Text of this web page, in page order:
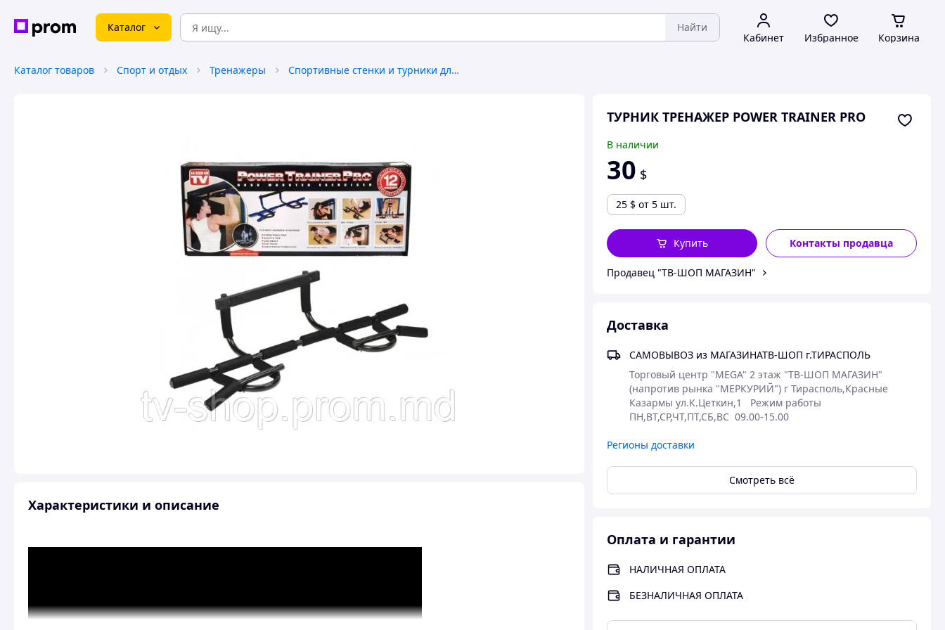
Каталог Найти
Кабинет Избранное Корзина
Каталог товаров Спорт и отдых Тренажеры Спортивные стенки и турники для дома
ТУРНИК ТРЕНАЖЕР POWER TRAINER PRO
В наличии
30 $
25 $ от 5 шт.
Контакты продавца
Купить
Продавец "ТВ-ШОП МАГАЗИН"
Доставка
САМОВЫВОЗ из МАГАЗИНАТВ-ШОП г.ТИРАСПОЛЬ
Торговый центр "МЕGА" 2 этаж "ТВ-ШОП МАГАЗИН"
(напротив рынка "МЕРКУРИЙ") г Тирасполь,Красные
Казармы ул.К.Цеткин,1   Режим работы
ПН,ВТ,СР,ЧТ,ПТ,СБ,ВС  09.00-15.00
Регионы доставки
Смотреть всё
Оплата и гарантии
НАЛИЧНАЯ ОПЛАТА
БЕЗНАЛИЧНАЯ ОПЛАТА
Характеристики и описание